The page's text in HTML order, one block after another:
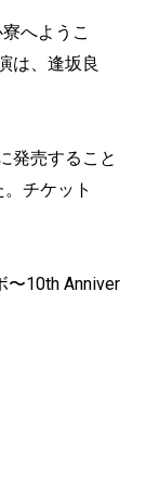
へようこ
は、逢坂良
発売すること
チケット
〜10th Anniver